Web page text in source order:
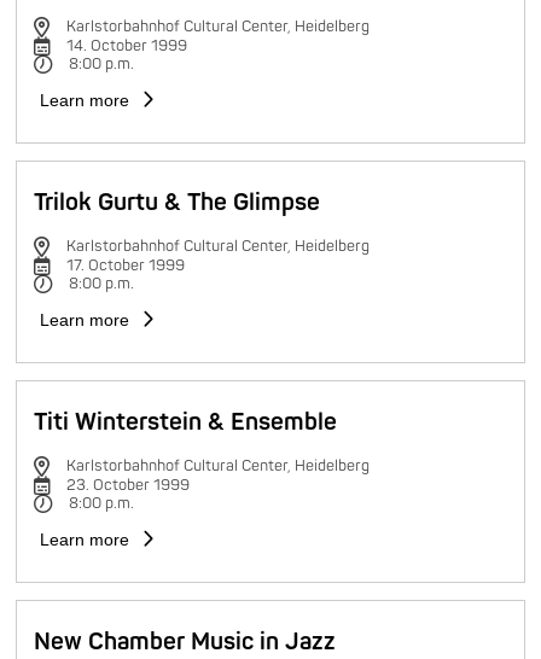
Karlstorbahnhof Cultural Center, Heidelberg
14. October 1999
8:00 p.m.
Learn more
Trilok Gurtu & The Glimpse
Karlstorbahnhof Cultural Center, Heidelberg
17. October 1999
8:00 p.m.
Learn more
Titi Winterstein & Ensemble
Karlstorbahnhof Cultural Center, Heidelberg
23. October 1999
8:00 p.m.
Learn more
New Chamber Music in Jazz